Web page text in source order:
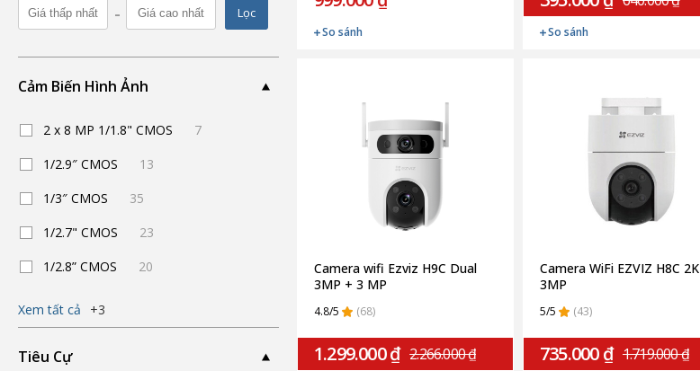
- Lọc
Cảm Biến Hình Ảnh
2 x 8 MP 1/1.8" CMOS
7
1/2.9″ CMOS
13
1/3″ CMOS
35
1/2.7" CMOS
23
1/2.8” CMOS
20
Xem tất cả +3
Tiêu Cự
So sánh So sánh
Camera wifi Ezviz H9C Dual
3MP + 3 MP
4.8/5 (68)
1.299.000 ₫ 2.266.000 ₫
Camera WiFi EZVIZ H8C 2K
3MP
5/5 (43)
735.000 ₫ 1.719.000 ₫